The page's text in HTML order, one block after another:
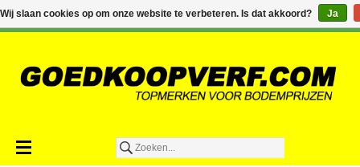
€0,00
Toevoegen aan winkelwagen
Wij slaan cookies op om onze website te verbeteren. Is dat akkoord? Ja